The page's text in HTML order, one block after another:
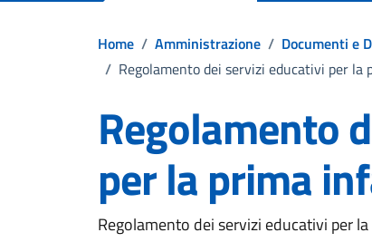
Home / Amministrazione / Documenti e
/ Regolamento dei servizi educativi per la
Regolamento
per la prima
Dettagli del
Regolamento dei servizi educativi per